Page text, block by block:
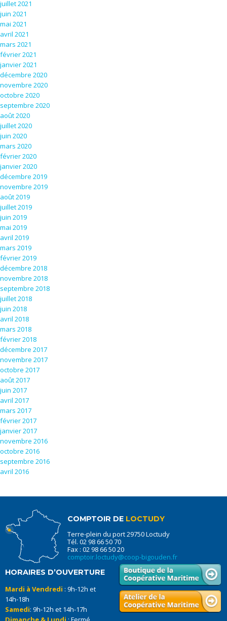
juillet 2021
juin 2021
mai 2021
avril 2021
mars 2021
février 2021
janvier 2021
décembre 2020
novembre 2020
octobre 2020
septembre 2020
août 2020
juillet 2020
juin 2020
mars 2020
février 2020
janvier 2020
décembre 2019
novembre 2019
août 2019
juillet 2019
juin 2019
mai 2019
avril 2019
mars 2019
février 2019
décembre 2018
novembre 2018
septembre 2018
juillet 2018
juin 2018
avril 2018
mars 2018
février 2018
décembre 2017
novembre 2017
octobre 2017
août 2017
juin 2017
avril 2017
mars 2017
février 2017
janvier 2017
novembre 2016
octobre 2016
septembre 2016
avril 2016
COMPTOIR DE LOCTUDY
Terre-plein du port 29750 Loctudy
Tél. 02 98 66 50 70
Fax : 02 98 66 50 20
comptoir.loctudy@coop-bigouden.fr
HORAIRES D’OUVERTURE
Mardi à Vendredi : 9h-12h et
14h-18h
Samedi: 9h-12h et 14h-17h